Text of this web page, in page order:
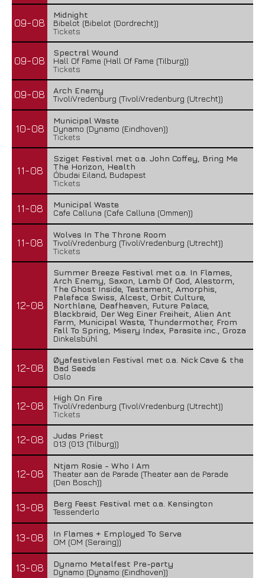
09-08
Midnight
Bibelot (Bibelot (Dordrecht))
Tickets
09-08
Spectral Wound
Hall Of Fame (Hall Of Fame (Tilburg))
Tickets
09-08
Arch Enemy
TivoliVredenburg (TivoliVredenburg (Utrecht))
10-08
Municipal Waste
Dynamo (Dynamo (Eindhoven))
Tickets
11-08
Sziget Festival met o.a. John Coffey, Bring Me
The Horizon, Health
Óbudai Eiland, Budapest
Tickets
11-08
Municipal Waste
Cafe Calluna (Cafe Calluna (Ommen))
11-08
Wolves In The Throne Room
TivoliVredenburg (TivoliVredenburg (Utrecht))
Tickets
12-08
Summer Breeze Festival met o.a. In Flames,
Arch Enemy, Saxon, Lamb Of God, Alestorm,
The Ghost Inside, Testament, Amorphis,
Paleface Swiss, Alcest, Orbit Culture,
Northlane, Deafheaven, Future Palace,
Blackbraid, Der Weg Einer Freiheit, Alien Ant
Farm, Municipal Waste, Thundermother, From
Fall To Spring, Misery Index, Parasite inc., Groza
Dinkelsbühl
12-08
Øyafestivalen Festival met o.a. Nick Cave & the
Bad Seeds
Oslo
12-08
High On Fire
TivoliVredenburg (TivoliVredenburg (Utrecht))
Tickets
12-08
Judas Priest
013 (013 (Tilburg))
12-08
Ntjam Rosie - Who I Am
Theater aan de Parade (Theater aan de Parade
(Den Bosch))
13-08
Berg Feest Festival met o.a. Kensington
Tessenderlo
13-08
In Flames + Employed To Serve
OM (OM (Seraing))
13-08
Dynamo Metalfest Pre-party
Dynamo (Dynamo (Eindhoven))